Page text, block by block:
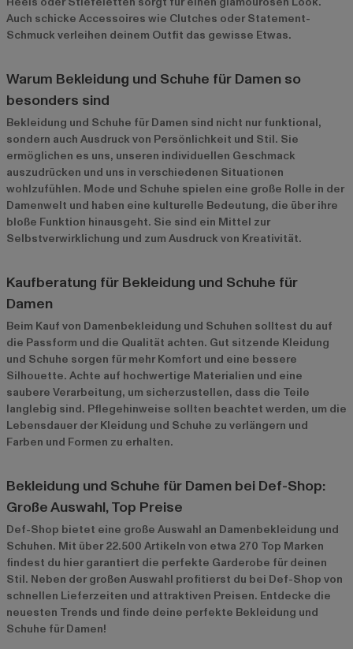
Auch schicke Accessoires wie Clutches oder Statement-
Schmuck verleihen deinem Outfit das gewisse Etwas.
Warum Bekleidung und Schuhe für Damen so
besonders sind
Bekleidung und Schuhe für Damen sind nicht nur funktional,
sondern auch Ausdruck von Persönlichkeit und Stil. Sie
ermöglichen es uns, unseren individuellen Geschmack
auszudrücken und uns in verschiedenen Situationen
wohlzufühlen. Mode und Schuhe spielen eine große Rolle in der
Damenwelt und haben eine kulturelle Bedeutung, die über ihre
bloße Funktion hinausgeht. Sie sind ein Mittel zur
Selbstverwirklichung und zum Ausdruck von Kreativität.
Kaufberatung für Bekleidung und Schuhe für
Damen
Beim Kauf von Damenbekleidung und Schuhen solltest du auf
die Passform und die Qualität achten. Gut sitzende Kleidung
und Schuhe sorgen für mehr Komfort und eine bessere
Silhouette. Achte auf hochwertige Materialien und eine
saubere Verarbeitung, um sicherzustellen, dass die Teile
langlebig sind. Pflegehinweise sollten beachtet werden, um die
Lebensdauer der Kleidung und Schuhe zu verlängern und
Farben und Formen zu erhalten.
Bekleidung und Schuhe für Damen bei Def-Shop:
Große Auswahl, Top Preise
Def-Shop bietet eine große Auswahl an Damenbekleidung und
Schuhen. Mit über 22.500 Artikeln von etwa 270 Top Marken
findest du hier garantiert die perfekte Garderobe für deinen
Stil. Neben der großen Auswahl profitierst du bei Def-Shop von
schnellen Lieferzeiten und attraktiven Preisen. Entdecke die
neuesten Trends und finde deine perfekte Bekleidung und
Schuhe für Damen!